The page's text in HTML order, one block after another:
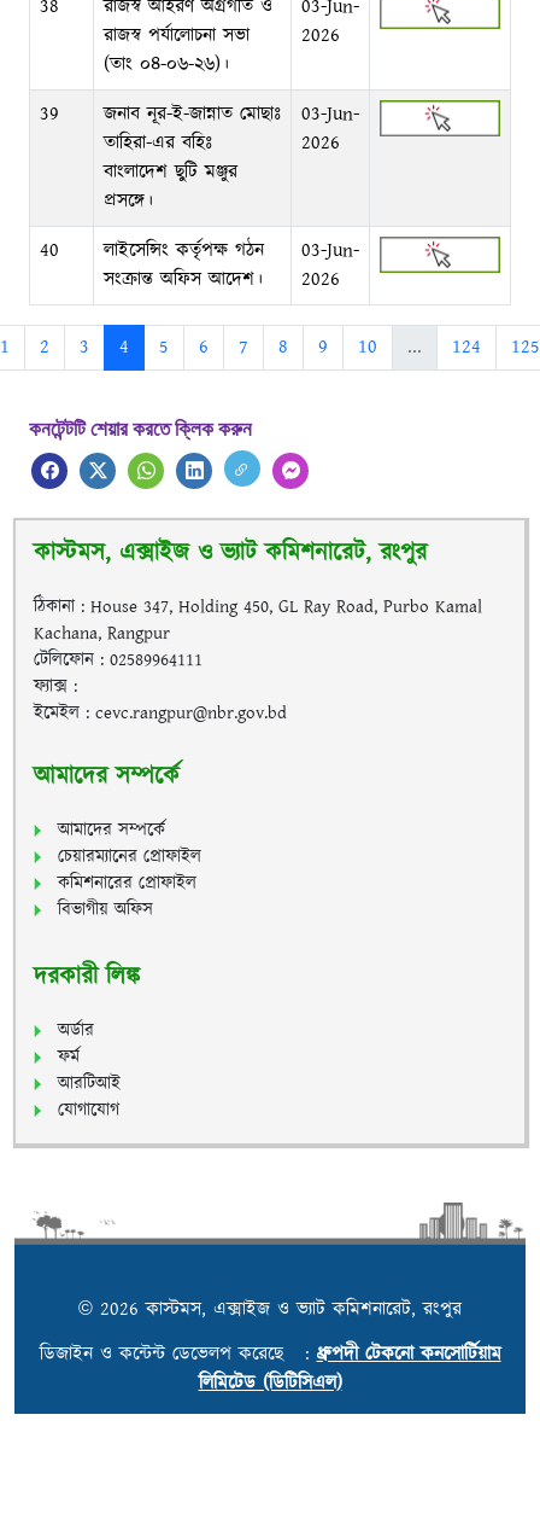
38
রাজস্ব আহরণ অগ্রগতি ও
রাজস্ব পর্যালোচনা সভা
(তাং ০৪-০৬-২৬)।
03-Jun-
2026
39
জনাব নূর-ই-জান্নাত মোছাঃ
তাহিরা-এর বহিঃ
বাংলাদেশ ছুটি মঞ্জুর
প্রসঙ্গে।
03-Jun-
2026
40
লাইসেন্সিং কর্তৃপক্ষ গঠন
সংক্রান্ত অফিস আদেশ।
03-Jun-
2026
1 2 3 4 5 6 7 8 9 10 ... 124 125
কনটেন্টটি শেয়ার করতে ক্লিক করুন
কাস্টমস, এক্সাইজ ও ভ্যাট কমিশনারেট, রংপুর
ঠিকানা : House 347, Holding 450, GL Ray Road, Purbo Kamal
Kachana, Rangpur
টেলিফোন : 02589964111
ফ্যাক্স :
ইমেইল : cevc.rangpur@nbr.gov.bd
আমাদের সম্পর্কে
আমাদের সম্পর্কে
চেয়ারম্যানের প্রোফাইল
কমিশনারের প্রোফাইল
বিভাগীয় অফিস
দরকারী লিঙ্ক
অর্ডার
ফর্ম
আরটিআই
যোগাযোগ
© 2026 কাস্টমস, এক্সাইজ ও ভ্যাট কমিশনারেট, রংপুর
ডিজাইন ও কন্টেন্ট ডেভেলপ করেছে :ধ্রুপদী টেকনো কনসোর্টিয়াম
লিমিটেড (ডিটিসিএল)